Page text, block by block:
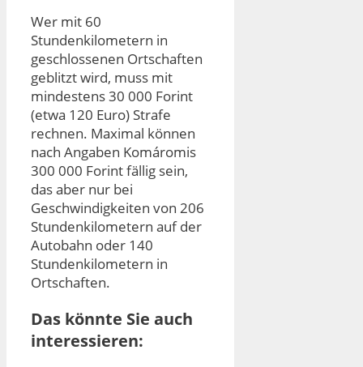
Wer mit 60
Stundenkilometern in
geschlossenen Ortschaften
geblitzt wird, muss mit
mindestens 30 000 Forint
(etwa 120 Euro) Strafe
rechnen. Maximal können
nach Angaben Komáromis
300 000 Forint fällig sein,
das aber nur bei
Geschwindigkeiten von 206
Stundenkilometern auf der
Autobahn oder 140
Stundenkilometern in
Ortschaften.
Das könnte Sie auch
interessieren: